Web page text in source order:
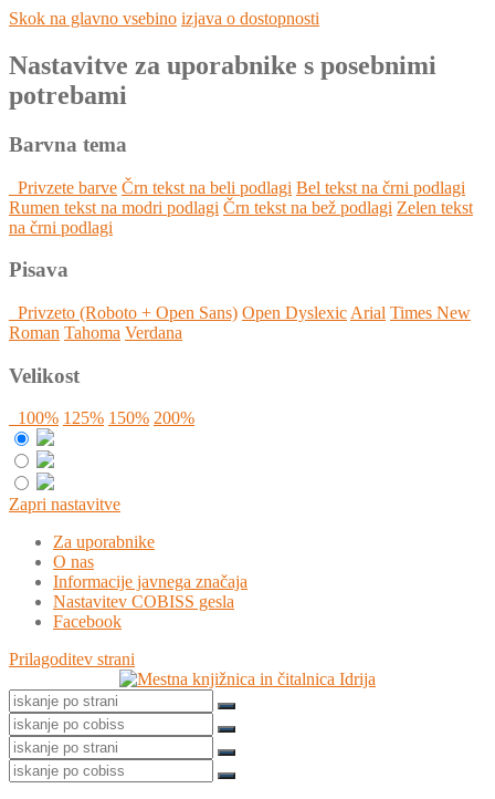
Skok na glavno vsebino izjava o dostopnosti
Nastavitve za uporabnike s posebnimi
potrebami
Barvna tema
Privzete barve Črn tekst na beli podlagi Bel tekst na črni podlagi
Rumen tekst na modri podlagi Črn tekst na bež podlagi Zelen tekst
na črni podlagi
Pisava
Privzeto (Roboto + Open Sans) Open Dyslexic Arial Times New
Roman Tahoma Verdana
Velikost
100% 125% 150% 200%
Zapri nastavitve
Za uporabnike
O nas
Informacije javnega značaja
Nastavitev COBISS gesla
Facebook
Prilagoditev strani